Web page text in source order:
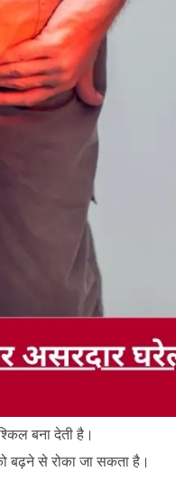
बना देती है।
बढ़ने से रोका जा सकता है।